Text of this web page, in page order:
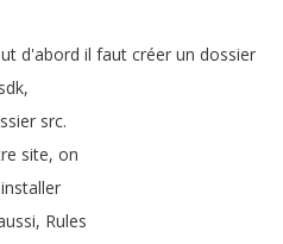
d'abord il faut créer un dossier
,
src.
site, on
installer
, Rules